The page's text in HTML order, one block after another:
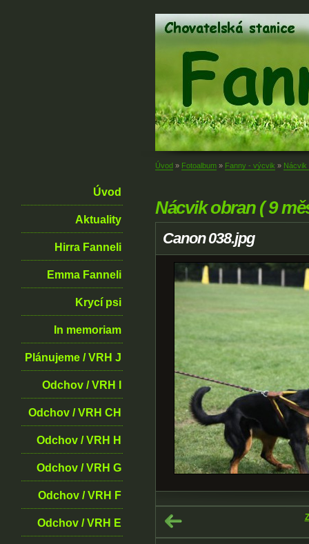
Úvod
Aktuality
Hirra Fanneli
Emma Fanneli
Krycí psi
In memoriam
Plánujeme / VRH J
Odchov / VRH I
Odchov / VRH CH
Odchov / VRH H
Odchov / VRH G
Odchov / VRH F
Odchov / VRH E
Úvod » Fotoalbum » Fanny - výcvik » Nácvik
Nácvik obran ( 9
Canon 038.jpg